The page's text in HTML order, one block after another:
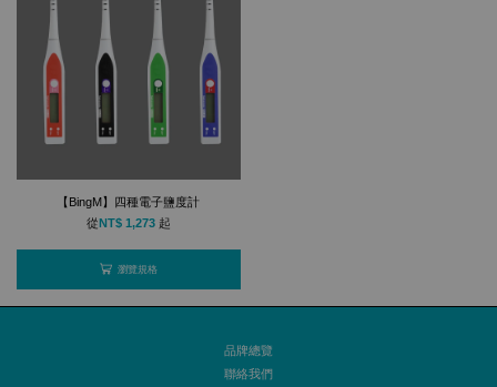
【BingM】四種電子鹽度計
從 NT$ 1,273 起
瀏覽規格
品牌總覽
聯絡我們